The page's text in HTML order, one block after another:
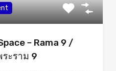
– Rama 9 /
ะราม 9